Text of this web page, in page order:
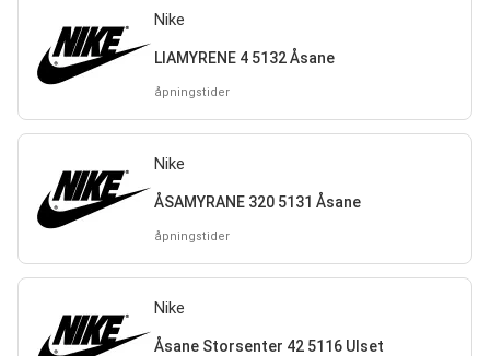
Nike
LIAMYRENE 4 5132 Åsane
åpningstider
Nike
ÅSAMYRANE 320 5131 Åsane
åpningstider
Nike
Åsane Storsenter 42 5116 Ulset